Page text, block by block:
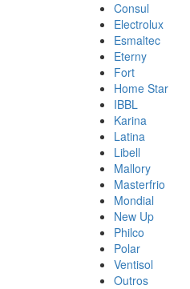
Consul
Electrolux
Esmaltec
Eterny
Fort
Home Star
IBBL
Karina
Latina
Libell
Mallory
Masterfrio
Mondial
New Up
Philco
Polar
Ventisol
Outros